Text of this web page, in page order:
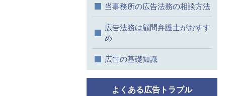
当事務所の広告法務の相談方法
広告法務は顧問弁護士がおすす
め
広告の基礎知識
よくある広告トラブル